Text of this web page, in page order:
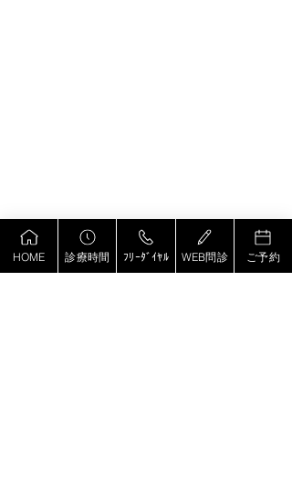
HOME 診療時間 ﾌﾘｰﾀﾞｲﾔﾙ WEB問診 ご予約